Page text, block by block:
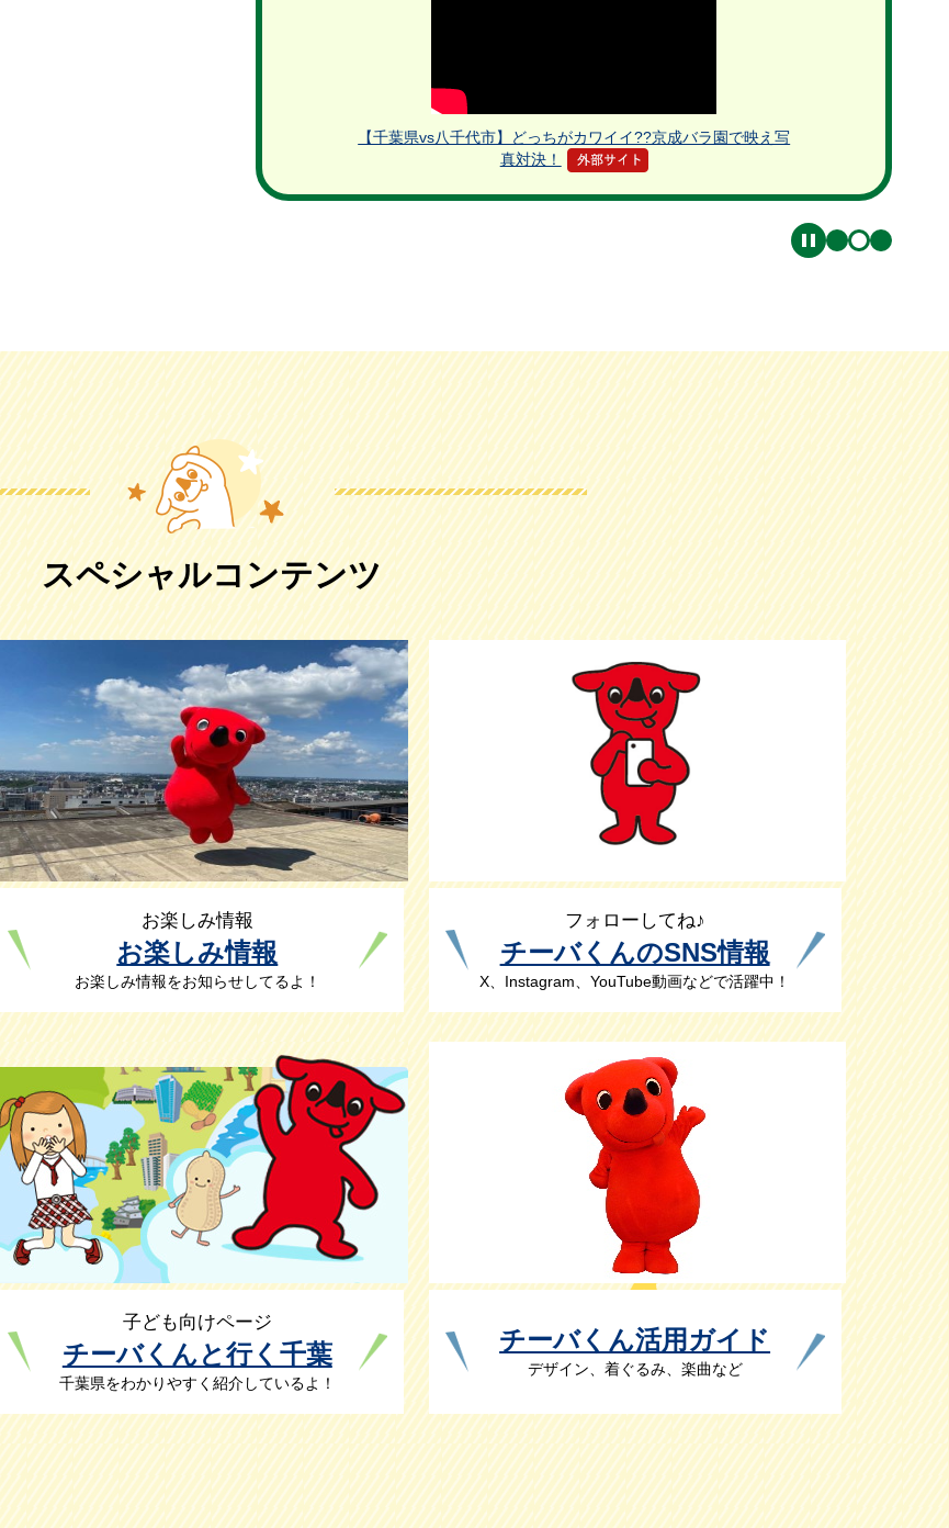
【千葉県vs八千代市】どっちがカワイイ??京成バラ園で映え写
真対決！
スペシャルコンテンツ
お楽しみ情報
お楽しみ情報
お楽しみ情報をお知らせしてるよ！
フォローしてね♪
チーバくんのSNS情報
X、Instagram、YouTube動画などで活躍中！
子ども向けページ
チーバくんと行く千葉
千葉県をわかりやすく紹介しているよ！
チーバくん活用ガイド
デザイン、着ぐるみ、楽曲など